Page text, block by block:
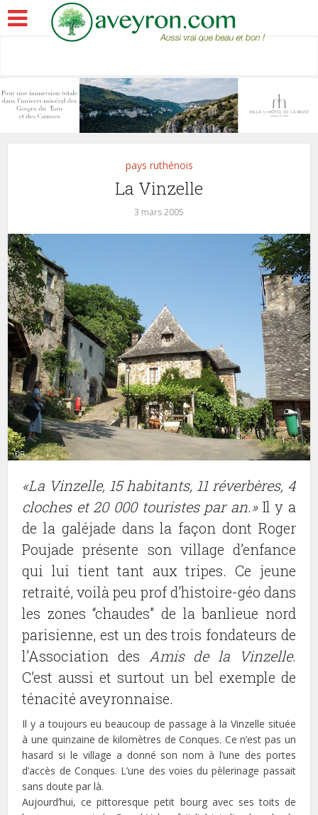
pays ruthénois
La Vinzelle
3 mars 2005
«La Vinzelle, 15 habitants, 11 réverbères, 4
cloches et 20 000 touristes par an.»Il y a
de la galéjade dans la façon dont Roger
Poujade présente son village d’enfance
qui lui tient tant aux tripes. Ce jeune
retraité, voilà peu prof d’histoire-géo dans
les zones “chaudes” de la banlieue nord
parisienne, est un des trois fondateurs de
l’Association des Amis de la Vinzelle.
C’est aussi et surtout un bel exemple de
ténacité aveyronnaise.
Il y a toujours eu beaucoup de passage à la Vinzelle située
à une quinzaine de kilomètres de Conques. Ce n’est pas un
hasard si le village a donné son nom à l’une des portes
d’accès de Conques. L’une des voies du pèlerinage passait
sans doute par là.
Aujourd’hui, ce pittoresque petit bourg avec ses toits de